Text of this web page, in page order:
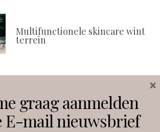
Multifunctionele skincare wint
terrein
Facebook
graag aanmelden
E-mail nieuwsbrief
×